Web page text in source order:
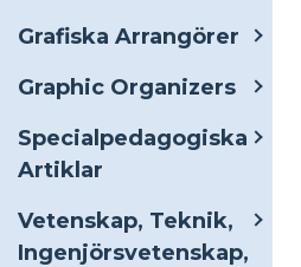
Grafiska Arrangörer
Graphic Organizers
Specialpedagogiska
Artiklar
Vetenskap, Teknik,
Ingenjörsvetenskap,